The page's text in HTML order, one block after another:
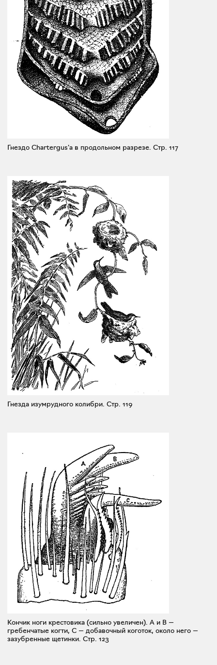
Гнездо Chartergus'а в продольном разрезе. Стр. 117
Гнезда изумрудного колибри. Стр. 119
Кончик ноги крестовика (сильно увеличен). А и В —
гребенчатые когти, С — добавочный коготок, около него —
зазубренные щетинки. Стр. 123